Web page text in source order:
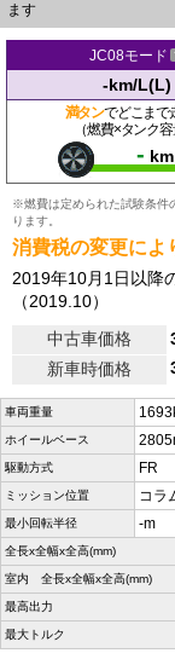
ます
JC08モード
-km/L(L)
満タンでどこまで
（燃費×タンク容
- km
※燃費は定められた試験条件
ります。
消費税の変更によ
2019年10月1日以降
（2019.10）
中古車価格
新車時価格
車両重量
ホイールベース
駆動方式 FR
ミッション位置 コラ
最小回転半径 -m
全長x全幅x全高(mm)
室内 全長x全幅x全高(mm)
最高出力
最大トルク